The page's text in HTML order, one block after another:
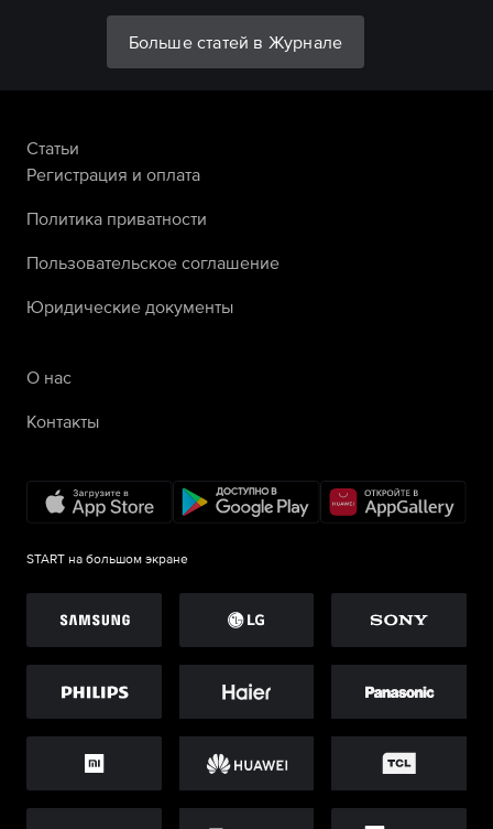
Больше статей в Журнале
Статьи
Регистрация и оплата
Политика приватности
Пользовательское соглашение
Юридические документы
О нас
Контакты
START на большом экране